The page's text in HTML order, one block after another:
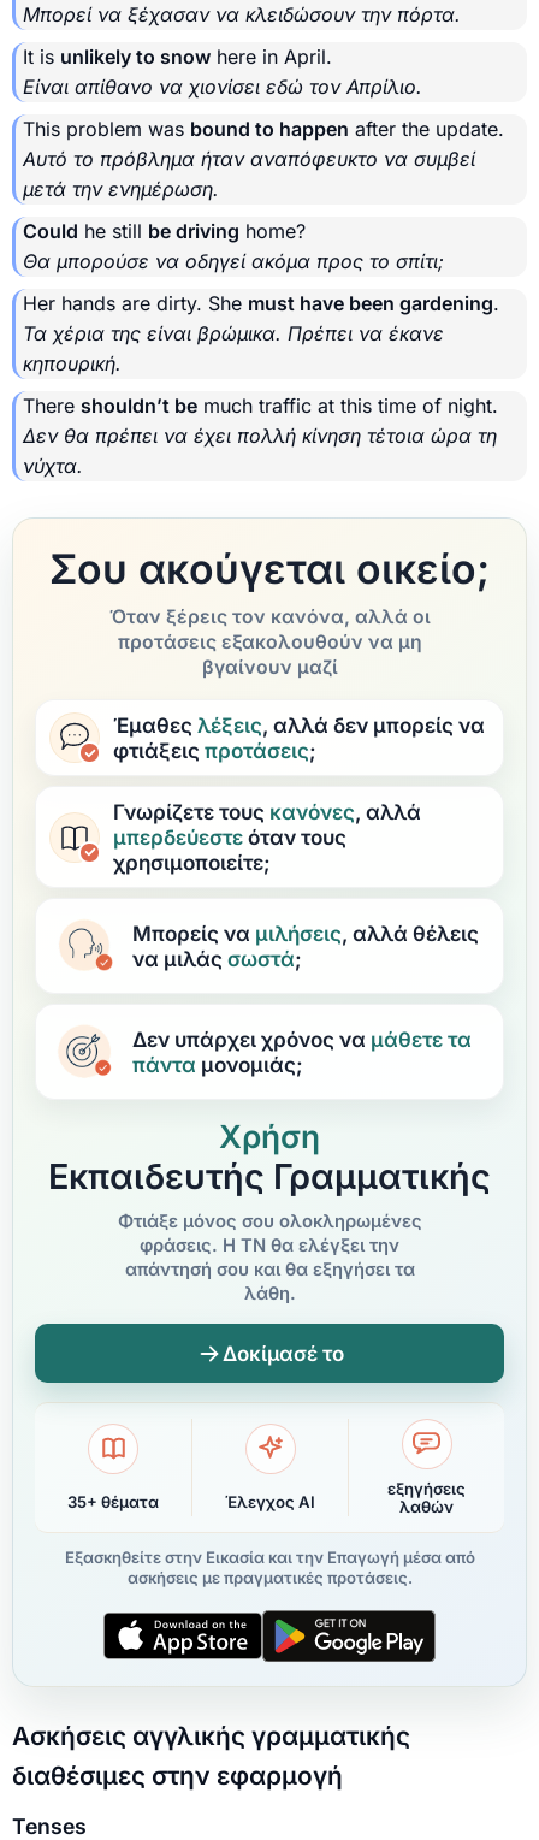
Μπορεί να ξέχασαν να κλειδώσουν την πόρτα.
It is unlikely to snow here in April.
Είναι απίθανο να χιονίσει εδώ τον Απρίλιο.
This problem was bound to happen after the update.
Αυτό το πρόβλημα ήταν αναπόφευκτο να συμβεί
μετά την ενημέρωση.
Could he still be driving home?
Θα μπορούσε να οδηγεί ακόμα προς το σπίτι;
Her hands are dirty. She must have been gardening.
Τα χέρια της είναι βρώμικα. Πρέπει να έκανε
κηπουρική.
There shouldn’t be much traffic at this time of night.
Δεν θα πρέπει να έχει πολλή κίνηση τέτοια ώρα τη
νύχτα.
Σου ακούγεται οικείο;
Όταν ξέρεις τον κανόνα, αλλά οι
προτάσεις εξακολουθούν να μη
βγαίνουν μαζί
Έμαθες λέξεις, αλλά δεν μπορείς να
φτιάξεις προτάσεις;
Γνωρίζετε τους κανόνες, αλλά
μπερδεύεστεόταν τους
χρησιμοποιείτε;
Μπορείς να μιλήσεις, αλλά θέλεις
να μιλάς σωστά;
Δεν υπάρχει χρόνος να μάθετετα
πάντα μονομιάς;
Χρήση
Εκπαιδευτής Γραμματικής
Φτιάξε μόνος σου ολοκληρωμένες
φράσεις. Η ΤΝ θα ελέγξει την
απάντησή σου και θα εξηγήσει τα
λάθη.
Δοκίμασέ το
35+ θέματα Έλεγχος AI
εξηγήσεις
λαθών
Εξασκηθείτε στην Εικασία και την Επαγωγή μέσα από
ασκήσεις με πραγματικές προτάσεις.
Ασκήσεις αγγλικής γραμματικής
διαθέσιμες στην εφαρμογή
Tenses